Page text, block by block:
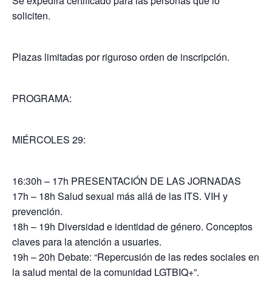
soliciten.
Plazas limitadas por riguroso orden de inscripción.
PROGRAMA:
MIÉRCOLES 29:
16:30h – 17h PRESENTACIÓN DE LAS JORNADAS
17h – 18h Salud sexual más allá de las ITS. VIH y
prevención.
18h – 19h Diversidad e identidad de género. Conceptos
claves para la atención a usuaries.
19h – 20h Debate: “Repercusión de las redes sociales en
la salud mental de la comunidad LGTBIQ+”.